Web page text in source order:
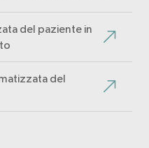
del paziente in
del